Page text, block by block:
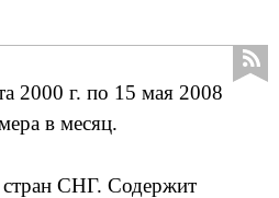
2000 г. по 15 мая 2008
в месяц.
стран СНГ. Содержит